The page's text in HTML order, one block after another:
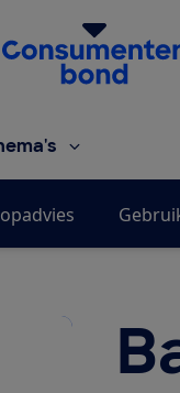
Homepage van de